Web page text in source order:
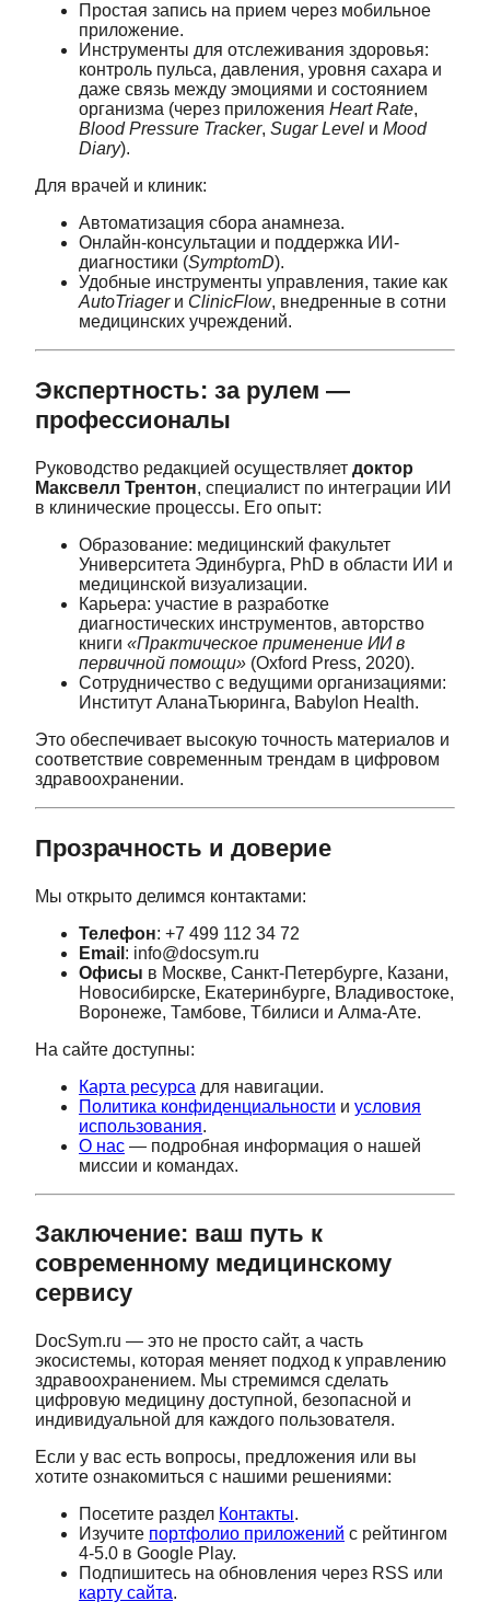
Простая запись на прием через мобильное
приложение.
Инструменты для отслеживания здоровья:
контроль пульса, давления, уровня сахара и
даже связь между эмоциями и состоянием
организма (через приложения Heart Rate,
Blood Pressure Tracker, Sugar Level и Mood
Diary).
Для врачей и клиник:
Автоматизация сбора анамнеза.
Онлайн-консультации и поддержка ИИ-
диагностики (SymptomD).
Удобные инструменты управления, такие как
AutoTriagerи ClinicFlow, внедренные в сотни
медицинских учреждений.
Экспертность: за рулем —
профессионалы
Руководство редакцией осуществляет доктор
Максвелл Трентон, специалист по интеграции ИИ
в клинические процессы. Его опыт:
Образование: медицинский факультет
Университета Эдинбурга, PhD в области ИИ и
медицинской визуализации.
Карьера: участие в разработке
диагностических инструментов, авторство
книги «Практическое применение ИИ в
первичной помощи» (Oxford Press, 2020).
Сотрудничество с ведущими организациями:
Институт АланаТьюринга, Babylon Health.
Это обеспечивает высокую точность материалов и
соответствие современным трендам в цифровом
здравоохранении.
Прозрачность и доверие
Мы открыто делимся контактами:
Телефон: +7 499 112 34 72
Email : info@docsym.ru
Офисы в Москве, Санкт-Петербурге, Казани,
Новосибирске, Екатеринбурге, Владивостоке,
Воронеже, Тамбове, Тбилиси и Алма-Ате.
На сайте доступны:
Карта ресурса для навигации.
Политика конфиденциальности и условия
использования.
О нас — подробная информация о нашей
миссии и командах.
Заключение: ваш путь к
современному медицинскому
сервису
DocSym.ru — это не просто сайт, а часть
экосистемы, которая меняет подход к управлению
здравоохранением. Мы стремимся сделать
цифровую медицину доступной, безопасной и
индивидуальной для каждого пользователя.
Если у вас есть вопросы, предложения или вы
хотите ознакомиться с нашими решениями:
Посетите раздел Контакты.
Изучите портфолио приложений с рейтингом
4-5.0 в Google Play.
Подпишитесь на обновления через RSS или
карту сайта.